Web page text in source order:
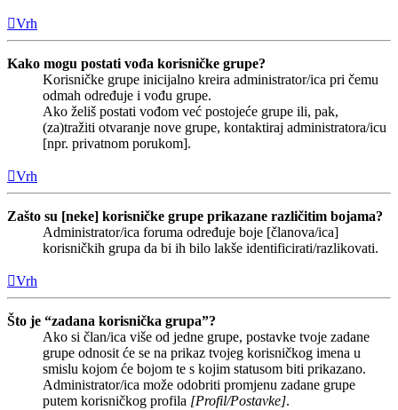
Vrh
Kako mogu postati vođa korisničke grupe?
Korisničke grupe inicijalno kreira administrator/ica pri čemu
odmah određuje i vođu grupe.
Ako želiš postati vođom već postojeće grupe ili, pak,
(za)tražiti otvaranje nove grupe, kontaktiraj administratora/icu
[npr. privatnom porukom].
Vrh
Zašto su [neke] korisničke grupe prikazane različitim bojama?
Administrator/ica foruma određuje boje [članova/ica]
korisničkih grupa da bi ih bilo lakše identificirati/razlikovati.
Vrh
Što je “zadana korisnička grupa”?
Ako si član/ica više od jedne grupe, postavke tvoje zadane
grupe odnosit će se na prikaz tvojeg korisničkog imena u
smislu kojom će bojom te s kojim statusom biti prikazano.
Administrator/ica može odobriti promjenu zadane grupe
putem korisničkog profila [Profil/Postavke].